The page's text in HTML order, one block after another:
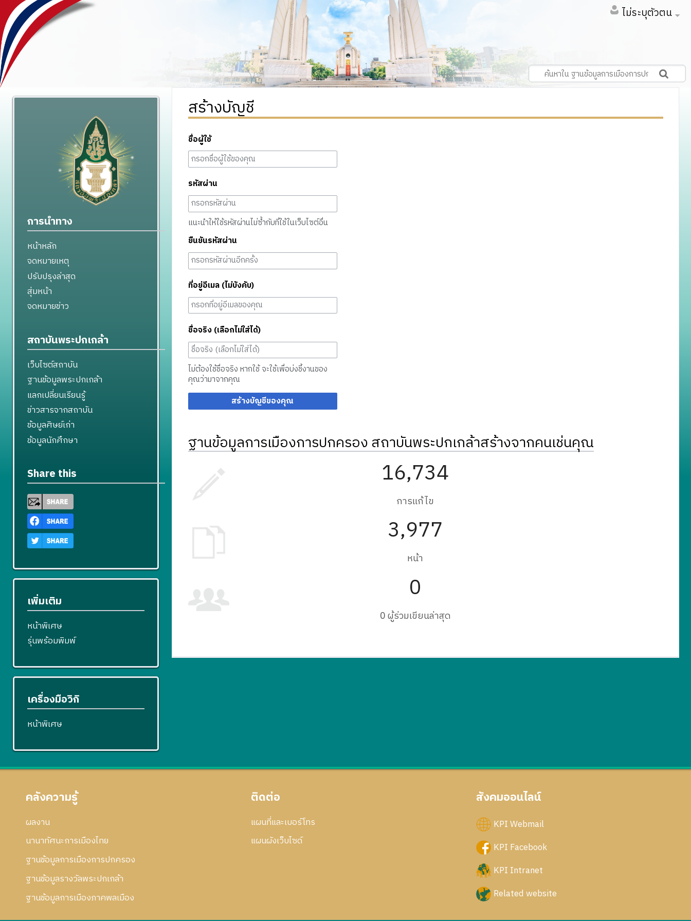
ไม่ระบุตัวตน
สร้างบัญชี
ชื่อผู้ใช้
รหัสผ่าน
แนะนำให้ใช้รหัสผ่านไม่ซ้ำกับที่ใช้ในเว็บไซต์อื่น
ยืนยันรหัสผ่าน
ที่อยู่อีเมล (ไม่บังคับ)
ชื่อจริง (เลือกไม่ใส่ได้)
ไม่ต้องใช้ชื่อจริง หากใช้ จะใช้เพื่อบ่งชี้งานของ
คุณว่ามาจากคุณ
สร้างบัญชีของคุณ
ฐานข้อมูลการเมืองการปกครอง สถาบันพระปกเกล้าสร้างจากคนเช่นคุณ
16,734
การแก้ไข
3,977
หน้า
0
0 ผู้ร่วมเขียนล่าสุด
การนำทาง
หน้าหลัก
จดหมายเหตุ
ปรับปรุงล่าสุด
สุ่มหน้า
จดหมายข่าว
สถาบันพระปกเกล้า
เว็บไซต์สถาบัน
ฐานข้อมูลพระปกเกล้า
แลกเปลี่ยนเรียนรู้
ข่าวสารจากสถาบัน
ข้อมูลศิษย์เก่า
ข้อมูลนักศึกษา
Share this
เพิ่มเติม
หน้าพิเศษ
รุ่นพร้อมพิมพ์
เครื่องมือวิกิ
หน้าพิเศษ
คลังความรู้
ผลงาน
นานาทัศนะการเมืองไทย
ฐานข้อมูลการเมืองการปกครอง
ฐานข้อมูลรางวัลพระปกเกล้า
ฐานข้อมูลการเมืองภาคพลเมือง
ติดต่อ
แผนที่และเบอร์โทร
แผนผังเว็บไซด์
สังคมออนไลน์
KPI Webmail
KPI Facebook
KPI Intranet
Related website